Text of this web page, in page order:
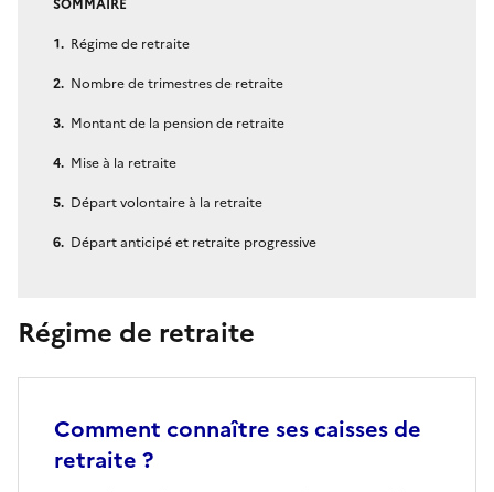
Régime de retraite
Nombre de trimestres de retraite
Montant de la pension de retraite
Mise à la retraite
Départ volontaire à la retraite
Départ anticipé et retraite progressive
Régime de retraite
Comment connaître ses caisses de
retraite ?